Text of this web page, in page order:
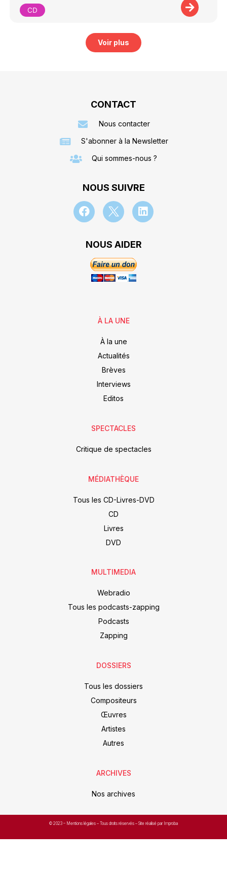
CD
Voir plus
CONTACT
Nous contacter
S'abonner à la Newsletter
Qui sommes-nous ?
NOUS SUIVRE
NOUS AIDER
À LA UNE
À la une
Actualités
Brèves
Interviews
Editos
SPECTACLES
Critique de spectacles
MÉDIATHÈQUE
Tous les CD-Livres-DVD
CD
Livres
DVD
MULTIMEDIA
Webradio
Tous les podcasts-zapping
Podcasts
Zapping
DOSSIERS
Tous les dossiers
Compositeurs
Œuvres
Artistes
Autres
ARCHIVES
Nos archives
© 2023 – Mentions légales – Tous droits réservés – Site réalisé par Improba